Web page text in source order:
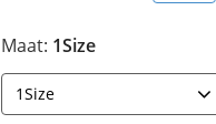
Maat: 1Size
1Size